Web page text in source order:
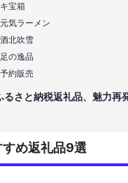
宝箱
気ラーメン
北吹雪
の逸品
約販売
るさと納税返礼品、魅力再
め返礼品9選